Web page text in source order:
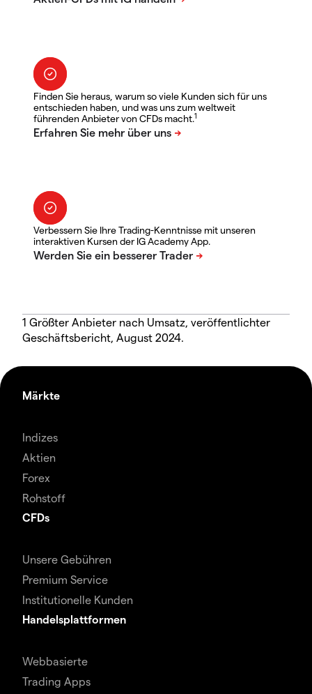
Finden Sie heraus, warum so viele Kunden sich für uns
entschieden haben, und was uns zum weltweit
führenden Anbieter von CFDs macht.1
Verbessern Sie Ihre Trading-Kenntnisse mit unseren
interaktiven Kursen der IG Academy App.
1 Größter Anbieter nach Umsatz, veröffentlichter
Geschäftsbericht, August 2024.
Märkte
Indizes
Aktien
Forex
Rohstoff
CFDs
Unsere Gebühren
Premium Service
Institutionelle Kunden
Handelsplattformen
Webbasierte
Trading Apps